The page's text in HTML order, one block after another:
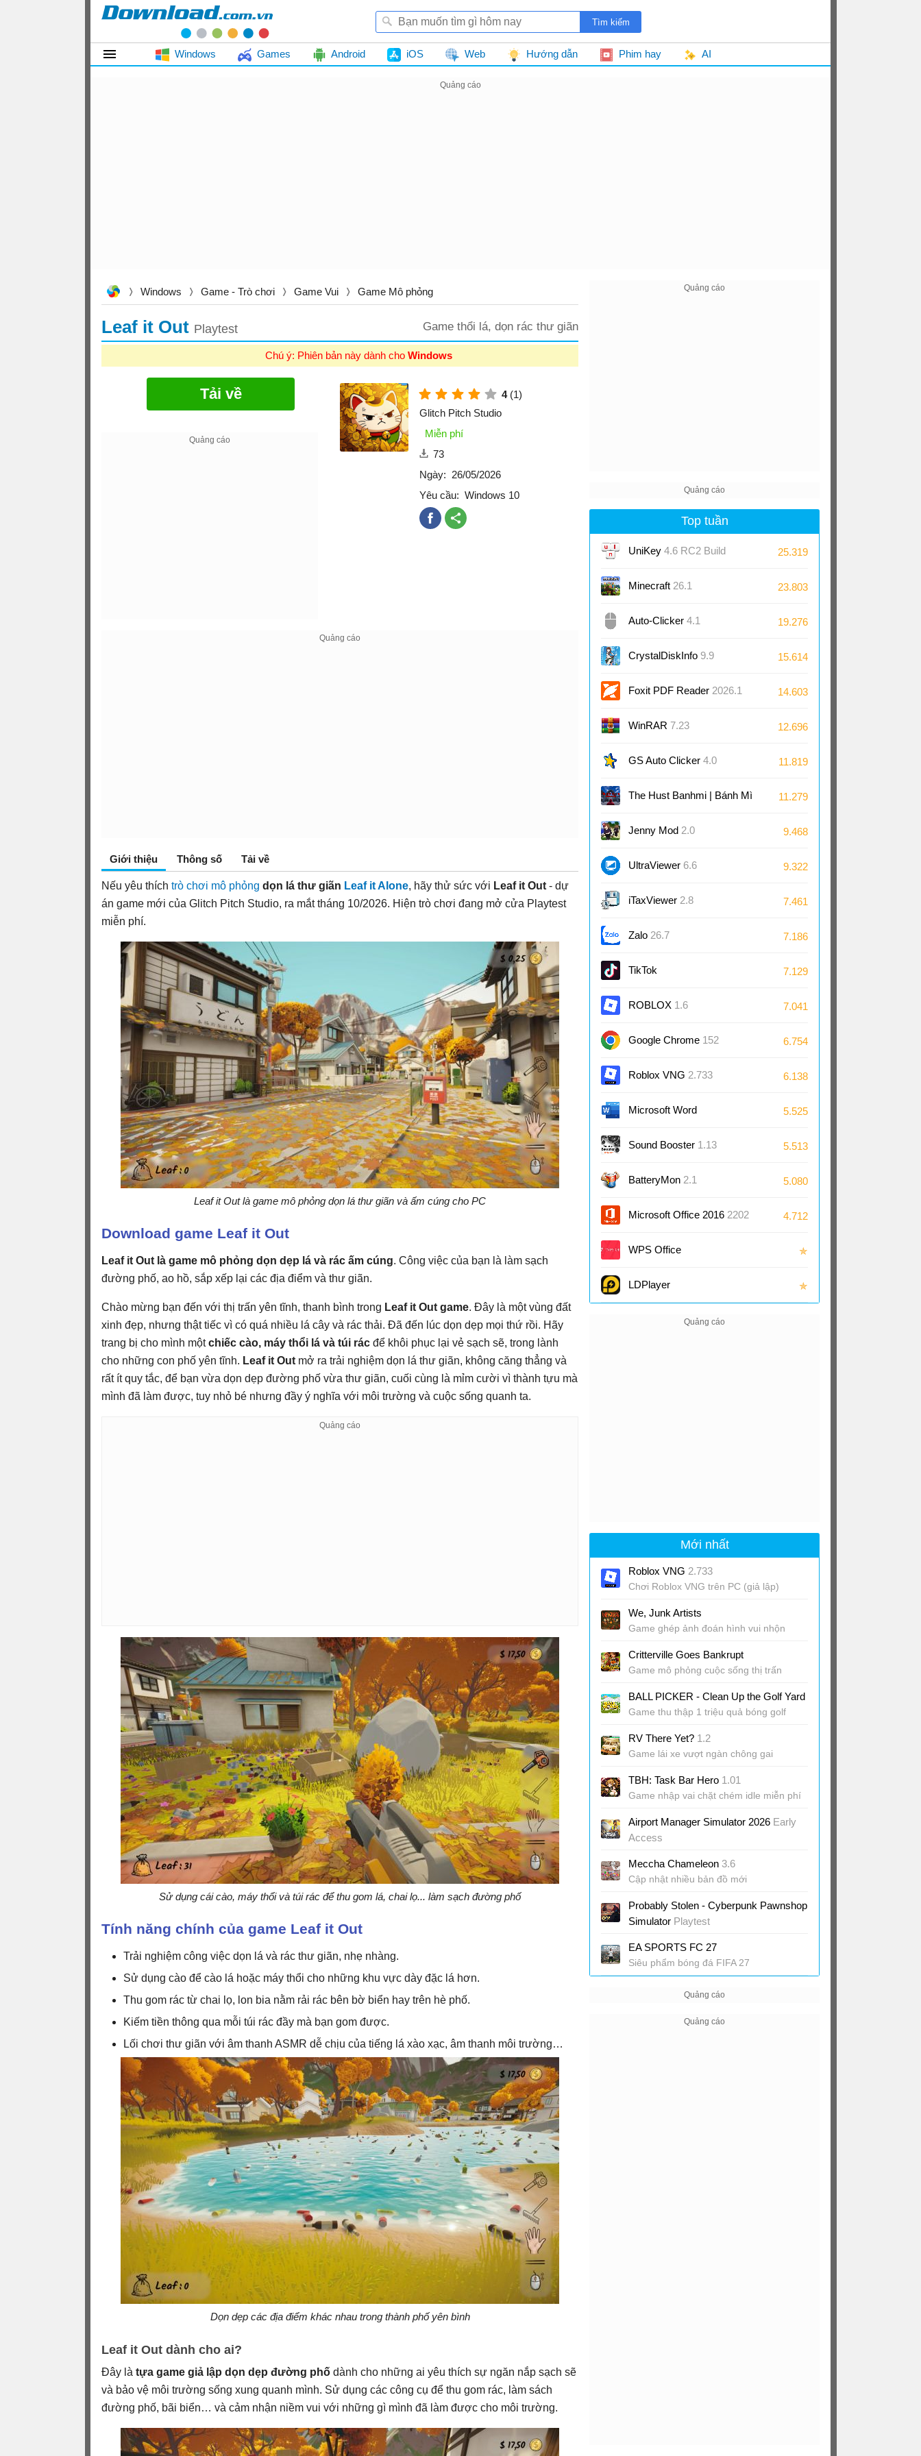
Windows Games Android iOS Web Hướng dẫn Phim hay AI
Windows Game - Trò chơi Game Vui Game Mô phỏng
Leaf it Out Playtest Game thổi lá, dọn rác thư giãn
Chú ý: Phiên bản này dành cho Windows
Tải về 4 (1)
Glitch Pitch Studio
Miễn phí
73
Ngày: 26/05/2026
Yêu cầu: Windows 10
Giới thiệu Thông số Tải về
Nếu yêu thích trò chơi mô phỏng dọn lá thư giãn Leaf it Alone, hãy thử sức với Leaf it Out - dự
án game mới của Glitch Pitch Studio, ra mắt tháng 10/2026. Hiện trò chơi đang mở cửa Playtest
miễn phí.
Leaf it Out là game mô phỏng dọn lá thư giãn và ấm cúng cho PC
Download game Leaf it Out
Leaf it Out là game mô phỏng dọn dẹp lá và rác ấm cúng. Công việc của bạn là làm sạch
đường phố, ao hồ, sắp xếp lại các địa điểm và thư giãn.
Chào mừng bạn đến với thị trấn yên tĩnh, thanh bình trong Leaf it Out game. Đây là một vùng đất
xinh đẹp, nhưng thật tiếc vì có quá nhiều lá cây và rác thải. Đã đến lúc dọn dẹp mọi thứ rồi. Hãy
trang bị cho mình mộtchiếc cào, máy thổi lá và túi rác để khôi phục lại vẻ sạch sẽ, trong lành
cho những con phố yên tĩnh. Leaf it Out mở ra trải nghiệm dọn lá thư giãn, không căng thẳng và
rất ít quy tắc, để bạn vừa dọn dẹp đường phố vừa thư giãn, cuối cùng là mỉm cười vì thành tựu mà
mình đã làm được, tuy nhỏ bé nhưng đầy ý nghĩa với môi trường và cuộc sống quanh ta.
Sử dụng cái cào, máy thổi và túi rác để thu gom lá, chai lọ... làm sạch đường phố
Tính năng chính của game Leaf it Out
Trải nghiệm công việc dọn lá và rác thư giãn, nhẹ nhàng.
Sử dụng cào để cào lá hoặc máy thổi cho những khu vực dày đặc lá hơn.
Thu gom rác từ chai lọ, lon bia nằm rải rác bên bờ biển hay trên hè phố.
Kiếm tiền thông qua mỗi túi rác đầy mà bạn gom được.
Lối chơi thư giãn với âm thanh ASMR dễ chịu của tiếng lá xào xạc, âm thanh môi trường…
Dọn dẹp các địa điểm khác nhau trong thành phố yên bình
Leaf it Out dành cho ai?
Đây là tựa game giả lập dọn dẹp đường phố dành cho những ai yêu thích sự ngăn nắp sạch sẽ
và bảo vệ môi trường sống xung quanh mình. Sử dụng các công cụ để thu gom rác, làm sách
đường phố, bãi biển… và cảm nhận niềm vui với những gì mình đã làm được cho môi trường.
Top tuần
UniKey 4.6 RC2 Build
230919
25.319
Minecraft 26.1 23.803
Auto-Clicker 4.1 19.276
CrystalDiskInfo 9.9 15.614
Foxit PDF Reader 2026.1 14.603
WinRAR 7.23 12.696
GS Auto Clicker 4.0 11.819
The Hust Banhmi | Bánh Mì
Bách Khoa
11.279
Jenny Mod 2.0 9.468
UltraViewer 6.6 9.322
iTaxViewer 2.8 7.461
Zalo 26.7 7.186
TikTok 7.129
ROBLOX 1.6 7.041
Google Chrome 152 6.754
Roblox VNG 2.733 6.138
Microsoft Word
2024/2021/2019/2016
5.525
Sound Booster 1.13 5.513
BatteryMon 2.1 5.080
Microsoft Office 2016 2202
(16.0
4.712
WPS Office ✯
LDPlayer ✯
Mới nhất
Roblox VNG 2.733
Chơi Roblox VNG trên PC (giả lập)
We, Junk Artists
Game ghép ảnh đoán hình vui nhộn
Critterville Goes Bankrupt
Game mô phỏng cuộc sống thị trấn
BALL PICKER - Clean Up the Golf Yard
Game thu thập 1 triệu quả bóng golf
RV There Yet? 1.2
Game lái xe vượt ngàn chông gai
TBH: Task Bar Hero 1.01
Game nhập vai chặt chém idle miễn phí
Airport Manager Simulator 2026 Early
Access
Meccha Chameleon 3.6
Cập nhật nhiều bản đồ mới
Probably Stolen - Cyberpunk Pawnshop
Simulator Playtest
Cyberpunk
EA SPORTS FC 27
Siêu phẩm bóng đá FIFA 27